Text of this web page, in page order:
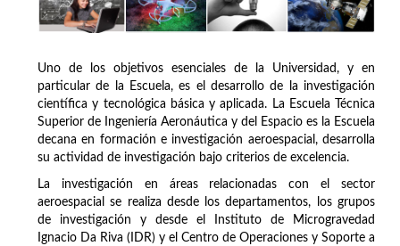
Uno de los objetivos esenciales de la Universidad, y en
particular de la Escuela, es el desarrollo de la investigación
científica y tecnológica básica y aplicada. La Escuela Técnica
Superior de Ingeniería Aeronáutica y del Espacio es la Escuela
decana en formación e investigación aeroespacial, desarrolla
su actividad de investigación bajo criterios de excelencia.
La investigación en áreas relacionadas con el sector
aeroespacial se realiza desde los departamentos, los grupos
de investigación y desde el Instituto de Microgravedad
Ignacio Da Riva (IDR) y el Centro de Operaciones y Soporte a